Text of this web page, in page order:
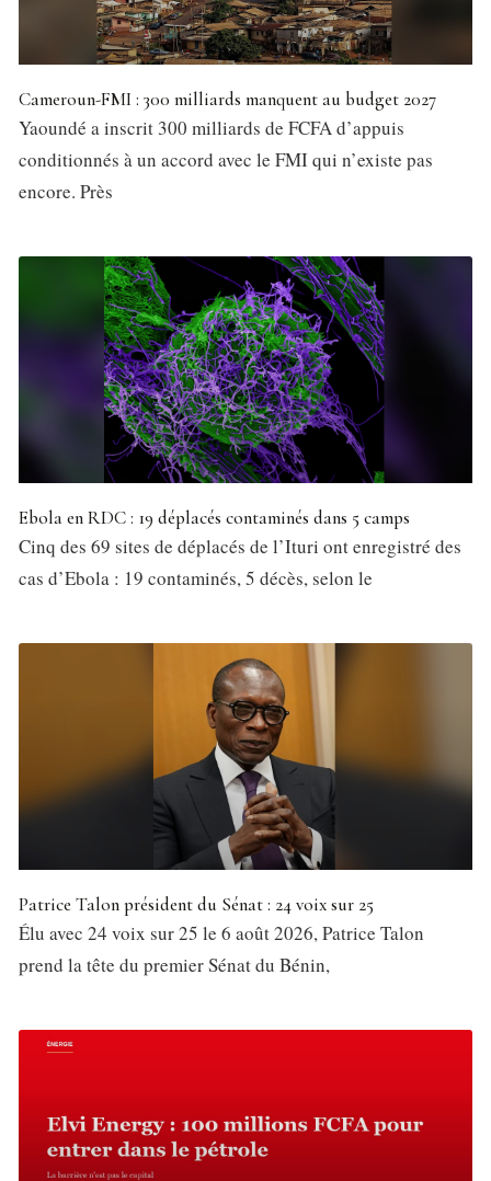
Cameroun-FMI : 300 milliards manquent au budget 2027
Yaoundé a inscrit 300 milliards de FCFA d’appuis
conditionnés à un accord avec le FMI qui n’existe pas
encore. Près
Ebola en RDC : 19 déplacés contaminés dans 5 camps
Cinq des 69 sites de déplacés de l’Ituri ont enregistré des
cas d’Ebola : 19 contaminés, 5 décès, selon le
Patrice Talon président du Sénat : 24 voix sur 25
Élu avec 24 voix sur 25 le 6 août 2026, Patrice Talon
prend la tête du premier Sénat du Bénin,